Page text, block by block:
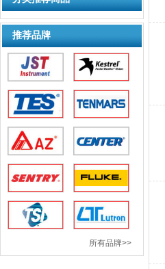
推荐品牌
所有品牌>>